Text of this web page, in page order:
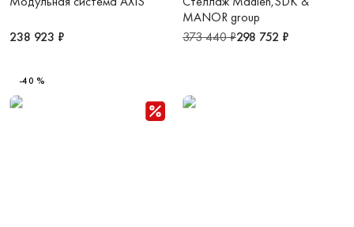
238 923 ₽
MANOR group
373 440 ₽298 752 ₽
-40 %